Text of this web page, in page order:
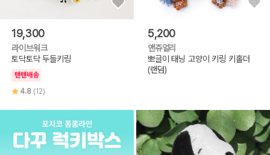
19,300
라이브워크
토닥토닥 두들키링
텐텐배송
4.8 (12)
5,200
앤쥬얼리
뽀글이 태닝 고양이 키링 키홀더
(랜덤)